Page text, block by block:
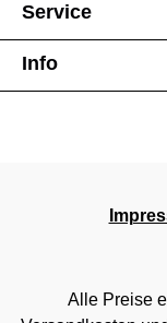
Service
Info
Alle Preise